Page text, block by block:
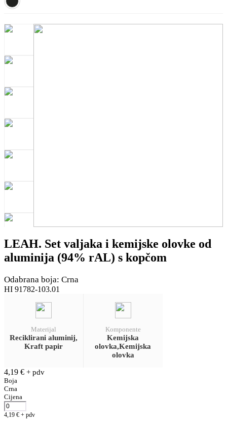
LEAH. Set valjaka i kemijske olovke od
aluminija (94% rAL) s kopčom
Odabrana boja: Crna
HI 91782-103.01
Materijal
Reciklirani aluminij,
Kraft papir
Komponente
Kemijska
olovka,Kemijska
olovka
4,19 € + pdv
Boja
Crna
Cijena
4,19 € + pdv